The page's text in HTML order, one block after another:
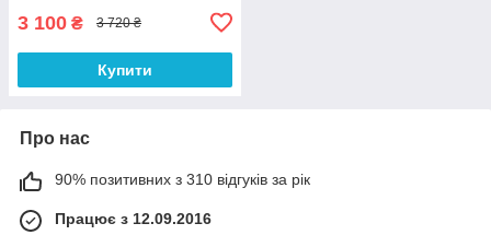
3 100 ₴ 3 720 ₴
Купити
Про нас
90% позитивних з 310 відгуків за рік
Працює з 12.09.2016